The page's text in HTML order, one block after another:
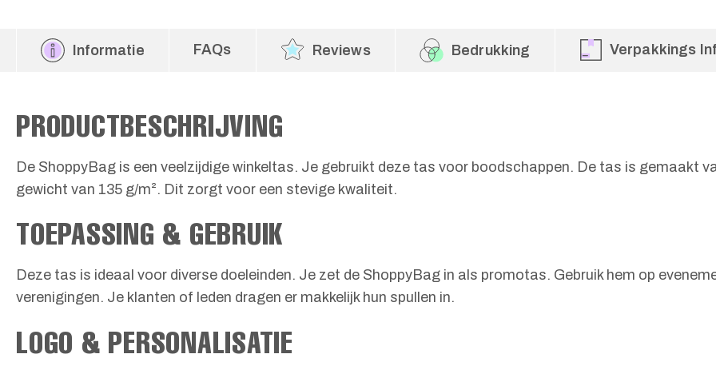
Informatie FAQs Reviews Bedrukking Verpakkings
PRODUCTBESCHRIJVING
De ShoppyBag is een veelzijdige winkeltas. Je gebruikt deze tas voor boodschappen. De tas is gemaakt
gewicht van 135 g/m². Dit zorgt voor een stevige kwaliteit.
TOEPASSING & GEBRUIK
Deze tas is ideaal voor diverse doeleinden. Je zet de ShoppyBag in als promotas. Gebruik hem op
verenigingen. Je klanten of leden dragen er makkelijk hun spullen in.
LOGO & PERSONALISATIE